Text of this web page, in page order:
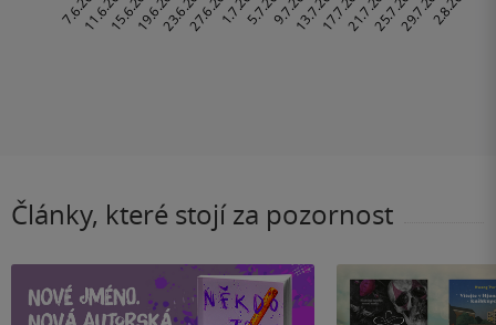
Články, které stojí za pozornost